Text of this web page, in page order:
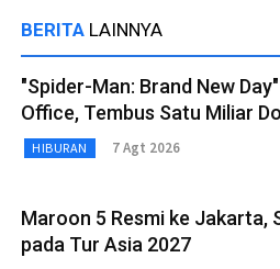
BERITA LAINNYA
"Spider-Man: Brand New
Office, Tembus Satu Miliar
HIBURAN 7 Agt 2026
Maroon 5 Resmi ke Jakarta,
pada Tur Asia 2027